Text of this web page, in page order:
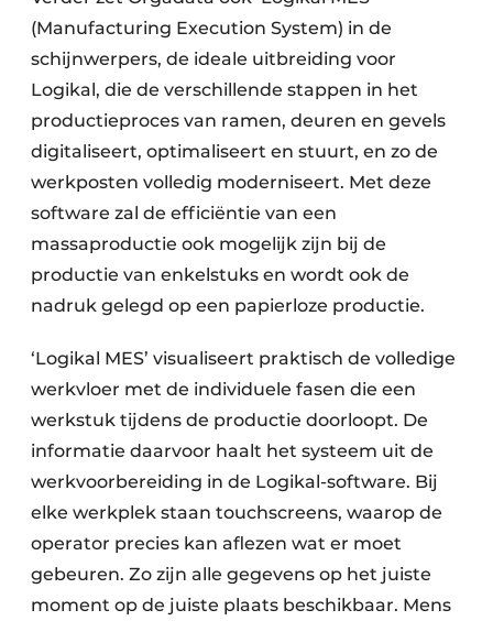
(Manufacturing Execution System) in de
schijnwerpers, de ideale uitbreiding voor
Logikal, die de verschillende stappen in het
productieproces van ramen, deuren en gevels
digitaliseert, optimaliseert en stuurt, en zo de
werkposten volledig moderniseert. Met deze
software zal de efficiëntie van een
massaproductie ook mogelijk zijn bij de
productie van enkelstuks en wordt ook de
nadruk gelegd op een papierloze productie.
‘Logikal MES’ visualiseert praktisch de volledige
werkvloer met de individuele fasen die een
werkstuk tijdens de productie doorloopt. De
informatie daarvoor haalt het systeem uit de
werkvoorbereiding in de Logikal-software. Bij
elke werkplek staan touchscreens, waarop de
operator precies kan aflezen wat er moet
gebeuren. Zo zijn alle gegevens op het juiste
moment op de juiste plaats beschikbaar. Mens